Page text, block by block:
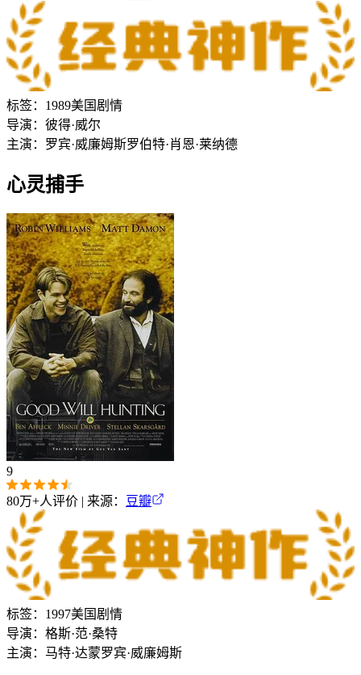
标签： 1989美国 剧情
导演： 彼得·威尔
主演： 罗宾·威廉姆斯罗伯特·肖恩·莱纳德
心灵捕手
9
80万+人评价 | 来源： 豆瓣
标签： 1997美国 剧情
导演： 格斯·范·桑特
主演： 马特·达蒙罗宾·威廉姆斯